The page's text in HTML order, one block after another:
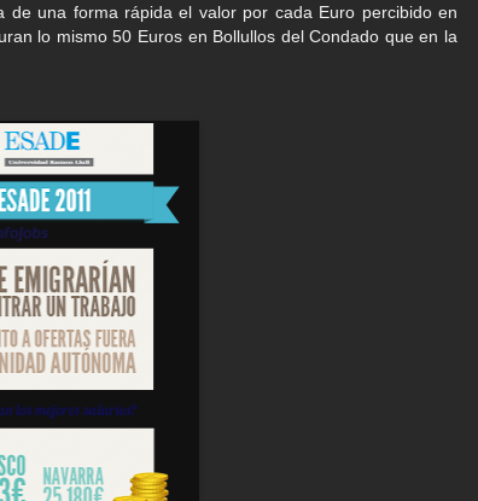
de una forma rápida el valor por cada Euro percibido en
lo mismo 50 Euros en Bollullos del Condado que en la